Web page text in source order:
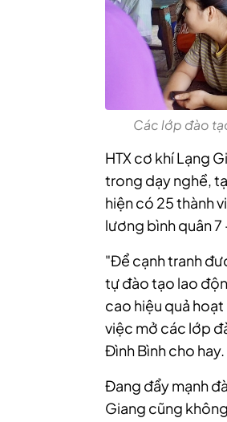
Các lớp đào
HTX cơ khí Lạng
trong dạy nghề,
hiện có 25 thành
lương bình quân
"Để cạnh tranh
tự đào tạo lao
cao hiệu quả
việc mở các lớp
Đình Bình cho hay.
Đang đẩy mạnh
Giang cũng